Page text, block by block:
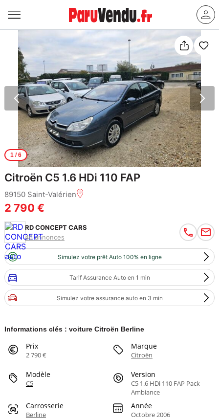
1/ 6
Citroën C5 1.6 HDi 110 FAP
89150 Saint-Valérien
2 790 €
RD CONCEPT CARS
46 annonces
Simulez votre prêt Auto 100% en ligne
Tarif Assurance Auto en 1 min
Simulez votre assurance auto en 3 min
Informations clés : voiture Citroën Berline
Prix
2 790 €
Marque
Citroën
Modèle
C5
Version
C5 1.6 HDi 110 FAP Pack
Ambiance
Carrosserie
Berline
Année
Octobre 2006